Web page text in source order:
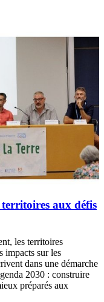
aux défis
les territoires
impacts sur les
dans une démarche
2030 : construire
préparés aux